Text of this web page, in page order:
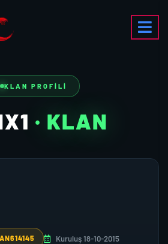
KLAN PROFILI
· KLAN
Kuruluş 18-10-2015